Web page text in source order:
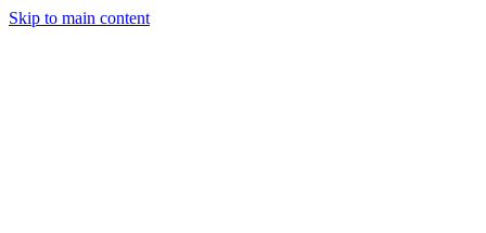
Skip to main content